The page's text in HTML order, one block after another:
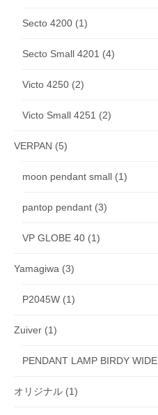
Secto 4200 (1)
Secto Small 4201 (4)
Victo 4250 (2)
Victo Small 4251 (2)
VERPAN (5)
moon pendant small (1)
pantop pendant (3)
VP GLOBE 40 (1)
Yamagiwa (3)
P2045W (1)
Zuiver (1)
PENDANT LAMP BIRDY WIDE
オリジナル (1)